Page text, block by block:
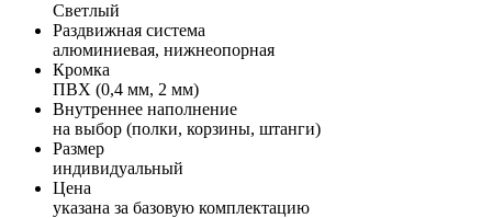
Светлый
Раздвижная система
алюминиевая, нижнеопорная
Кромка
ПВХ (0,4 мм, 2 мм)
Внутреннее наполнение
на выбор (полки, корзины, штанги)
Размер
индивидуальный
Цена
указана за базовую комплектацию